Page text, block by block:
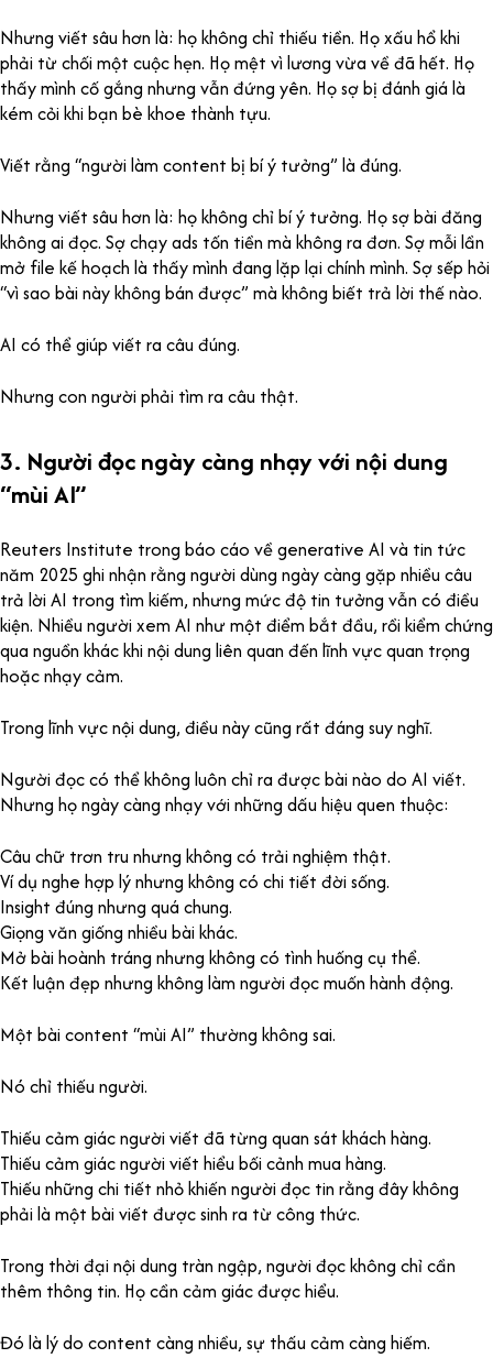
Nhưng viết sâu hơn là: họ không chỉ thiếu tiền. Họ xấu hổ khi
phải từ chối một cuộc hẹn. Họ mệt vì lương vừa về đã hết. Họ
thấy mình cố gắng nhưng vẫn đứng yên. Họ sợ bị đánh giá là
kém cỏi khi bạn bè khoe thành tựu.
Viết rằng “người làm content bị bí ý tưởng” là đúng.
Nhưng viết sâu hơn là: họ không chỉ bí ý tưởng. Họ sợ bài đăng
không ai đọc. Sợ chạy ads tốn tiền mà không ra đơn. Sợ mỗi lần
mở file kế hoạch là thấy mình đang lặp lại chính mình. Sợ sếp hỏi
“vì sao bài này không bán được” mà không biết trả lời thế nào.
AI có thể giúp viết ra câu đúng.
Nhưng con người phải tìm ra câu thật.
3. Người đọc ngày càng nhạy với nội dung
“mùi AI”
Reuters Institute trong báo cáo về generative AI và tin tức
năm 2025 ghi nhận rằng người dùng ngày càng gặp nhiều câu
trả lời AI trong tìm kiếm, nhưng mức độ tin tưởng vẫn có điều
kiện. Nhiều người xem AI như một điểm bắt đầu, rồi kiểm chứng
qua nguồn khác khi nội dung liên quan đến lĩnh vực quan trọng
hoặc nhạy cảm.
Trong lĩnh vực nội dung, điều này cũng rất đáng suy nghĩ.
Người đọc có thể không luôn chỉ ra được bài nào do AI viết.
Nhưng họ ngày càng nhạy với những dấu hiệu quen thuộc:
Câu chữ trơn tru nhưng không có trải nghiệm thật.
Ví dụ nghe hợp lý nhưng không có chi tiết đời sống.
Insight đúng nhưng quá chung.
Giọng văn giống nhiều bài khác.
Mở bài hoành tráng nhưng không có tình huống cụ thể.
Kết luận đẹp nhưng không làm người đọc muốn hành động.
Một bài content “mùi AI” thường không sai.
Nó chỉ thiếu người.
Thiếu cảm giác người viết đã từng quan sát khách hàng.
Thiếu cảm giác người viết hiểu bối cảnh mua hàng.
Thiếu những chi tiết nhỏ khiến người đọc tin rằng đây không
phải là một bài viết được sinh ra từ công thức.
Trong thời đại nội dung tràn ngập, người đọc không chỉ cần
thêm thông tin. Họ cần cảm giác được hiểu.
Đó là lý do content càng nhiều, sự thấu cảm càng hiếm.